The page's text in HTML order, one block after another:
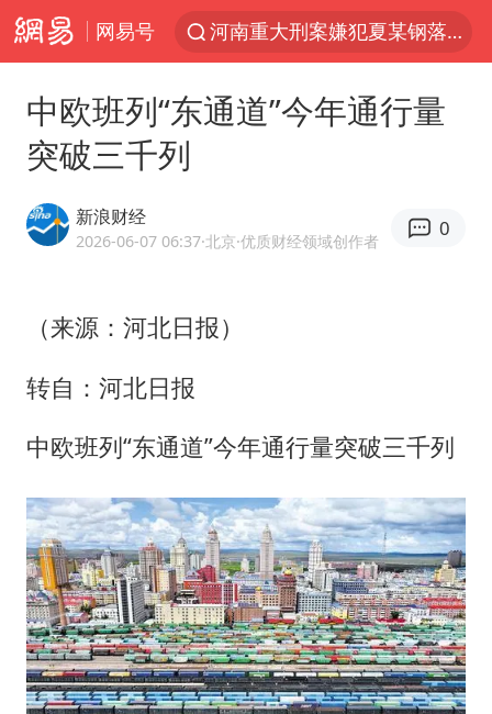
网易号
WTT横滨冠军赛国乒女单三将晋级四强
郑丽文：台湾从来没有“独立”过
夏日经济乘“热”而上 消费市场向“新”而行
新疆优化调整景区内自驾服务费
检测列车撞人致11死2伤 涉事单位被罚
全民健身事业高质量发展
台当局重金为“台独”织“皇帝新衣”
商场现钱学森巨幅海报 负责人回应
中欧班列“东通道”今年通行量
突破三千列
新浪财经
2026-06-07 06:37·北京·优质财经领域创作者
0
（来源：河北日报）
转自：河北日报
中欧班列“东通道”今年通行量突破三千列